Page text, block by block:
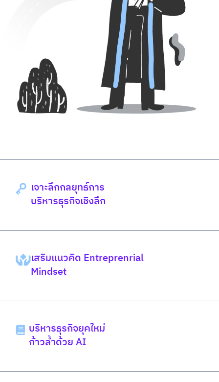
เจาะลึกกลยุทธ์การ
บริหารธุรกิจเชิงลึก
เสริมแนวคิด Entreprenrial
Mindset
บริหารธุรกิจยุคใหม่
ก้าวล้ำด้วย AI